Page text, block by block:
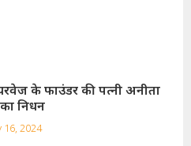
के फाउंडर की पत्नी अनीता
निधन
16, 2024